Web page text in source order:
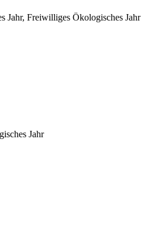
Jahr, Freiwilliges Ökologisches Jahr
Jahr